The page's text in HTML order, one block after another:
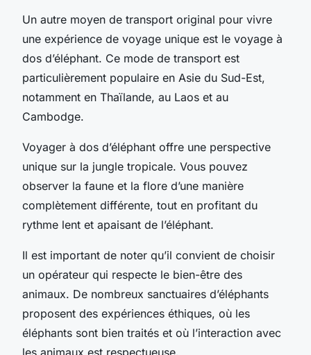
Un autre moyen de transport original pour vivre
une expérience de voyage unique est le voyage à
dos d’éléphant. Ce mode de transport est
particulièrement populaire en Asie du Sud-Est,
notamment en Thaïlande, au Laos et au
Cambodge.
Voyager à dos d’éléphant offre une perspective
unique sur la jungle tropicale. Vous pouvez
observer la faune et la flore d’une manière
complètement différente, tout en profitant du
rythme lent et apaisant de l’éléphant.
Il est important de noter qu’il convient de choisir
un opérateur qui respecte le bien-être des
animaux. De nombreux sanctuaires d’éléphants
proposent des expériences éthiques, où les
éléphants sont bien traités et où l’interaction avec
les animaux est respectueuse.